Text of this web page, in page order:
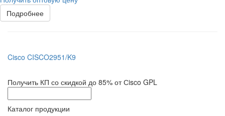
Подробнее
Cisco CISCO2951/K9
Получить КП со скидкой до 85% от Сisco GPL
Каталог продукции